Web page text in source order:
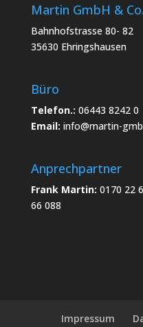
Martin GmbH &
Bahnhofstrasse 80- 82
35630 Ehringshausen
Büro
Telefon.: 06443 8242 0
Email: info@martin-
Anprechpartner
Frank Martin: 0170 22
66 088
Impressum